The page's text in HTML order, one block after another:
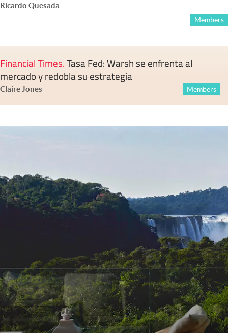
Ricardo Quesada
Members
Financial Times.Tasa Fed: Warsh se enfrenta al
mercado y redobla su estrategia
Claire Jones Members